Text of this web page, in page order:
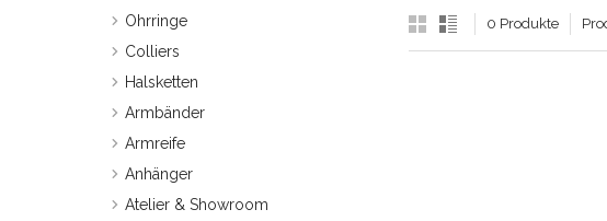
0 Produkte
Ohrringe
Colliers
Halsketten
Armbänder
Armreife
Anhänger
Atelier & Showroom